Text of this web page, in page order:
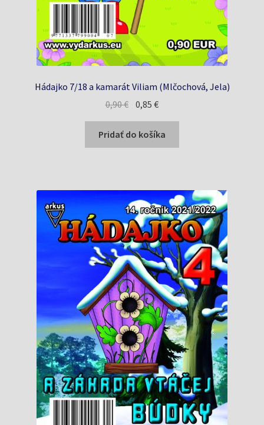
Hádajko 7/18 a kamarát Viliam (Mlčochová, Jela)
0,90€ Pôvodná
cena
bola:
0,90 €.
0,85€Aktuálna
cena
je:
0,85 €.
Pridať do košíka